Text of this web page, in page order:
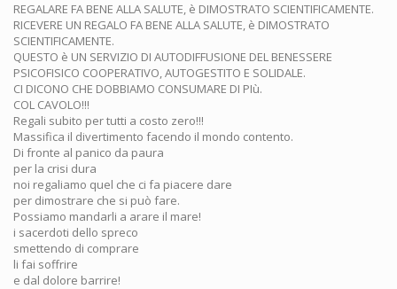
REGALARE FA BENE ALLA SALUTE, è DIMOSTRATO SCIENTIFICAMENTE.
RICEVERE UN REGALO FA BENE ALLA SALUTE, è DIMOSTRATO
SCIENTIFICAMENTE.
QUESTO è UN SERVIZIO DI AUTODIFFUSIONE DEL BENESSERE
PSICOFISICO COOPERATIVO, AUTOGESTITO E SOLIDALE.
CI DICONO CHE DOBBIAMO CONSUMARE DI PIù.
COL CAVOLO!!!
Regali subito per tutti a costo zero!!!
Massifica il divertimento facendo il mondo contento.
Di fronte al panico da paura
per la crisi dura
noi regaliamo quel che ci fa piacere dare
per dimostrare che si può fare.
Possiamo mandarli a arare il mare!
i sacerdoti dello spreco
smettendo di comprare
li fai soffrire
e dal dolore barrire!